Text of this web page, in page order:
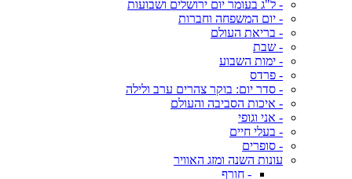
- ל"ג בעומר יום ירושלים ושבועות
- יום המשפחה וחברות
- בריאת העולם
- שבת
- ימות השבוע
- פרדס
- סדר יום: בוקר צהרים ערב ולילה
- איכות הסביבה והעולם
- אני וגופי
- בעלי חיים
- סופרים
עונות השנה ומזג האוויר
- חורף